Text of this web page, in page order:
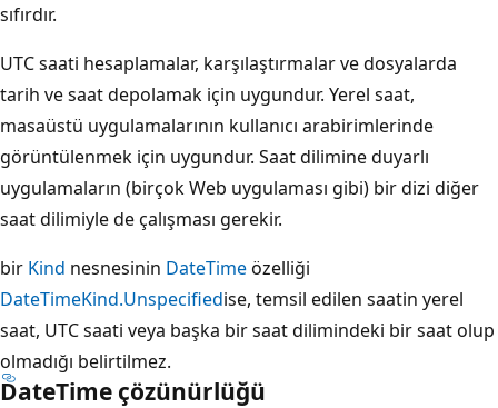
sıfırdır.
UTC saati hesaplamalar, karşılaştırmalar ve dosyalarda
tarih ve saat depolamak için uygundur. Yerel saat,
masaüstü uygulamalarının kullanıcı arabirimlerinde
görüntülenmek için uygundur. Saat dilimine duyarlı
uygulamaların (birçok Web uygulaması gibi) bir dizi diğer
saat dilimiyle de çalışması gerekir.
bir Kind nesnesinin DateTimeözelliği
DateTimeKind.Unspecifiedise, temsil edilen saatin yerel
saat, UTC saati veya başka bir saat dilimindeki bir saat olup
olmadığı belirtilmez.
DateTime çözünürlüğü